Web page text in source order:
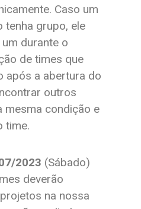
Caso um
tenha grupo, ele
durante o
de times que
após a abertura do
outros
mesma condição e
time.
2023 (Sábado)
deverão
na nossa